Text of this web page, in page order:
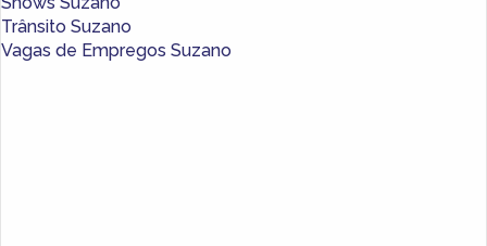
Trânsito Suzano
Vagas de Empregos Suzano